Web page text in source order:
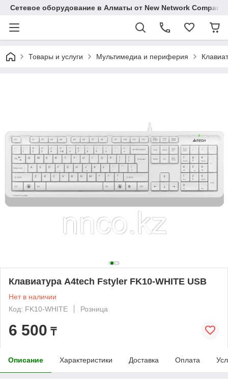
Сетевое оборудование в Алматы от New Network Company
Товары и услуги Мультимедиа и периферия
Клавиатура A4tech Fstyler FK10-WHITE USB
Нет в наличии
Код: FK10-WHITE
Розница
6 500 ₸
Описание Характеристики Доставка Оплата